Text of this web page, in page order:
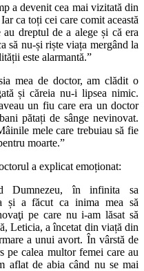
a devenit cea mai vizitată din
ca toți cei care comit această
dreptul de a alege și că era
să nu-și riște viața mergând la
este alarmantă.”
mea de doctor, am clădit o
și căreia nu-i lipsea nimic.
un fiu care era un doctor
pătați de sânge nevinovat.
mele care trebuiau să fie
moarte.”
a explicat emoționat:
Dumnezeu, în infinita sa
și a făcut ca inima mea să
pe care nu i-am lăsat să
Leticia, a încetat din viață din
a unui avort. În vârstă de
pe calea multor femei care au
aflat de abia când nu se mai